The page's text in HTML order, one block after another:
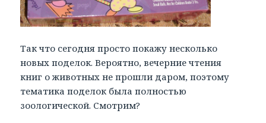
Так что сегодня просто покажу несколько
новых поделок. Вероятно, вечерние чтения
книг о животных не прошли даром, поэтому
тематика поделок была полностью
зоологической. Смотрим?